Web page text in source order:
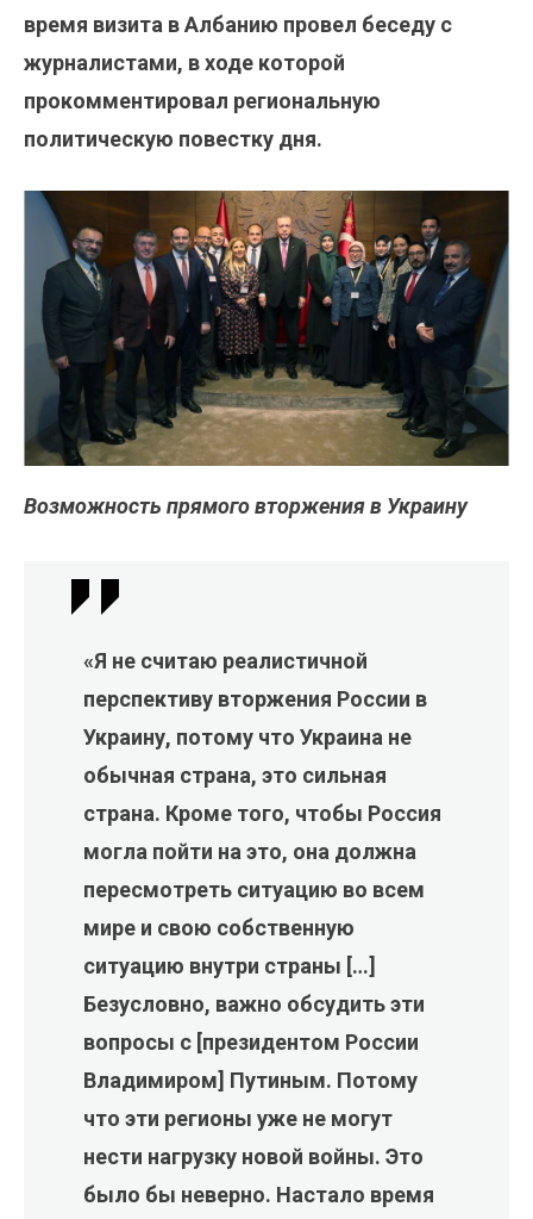
время визита в Албанию провел беседу с
журналистами, в ходе которой
прокомментировал региональную
политическую повестку дня.
Возможность прямого вторжения в Украину
«Я не считаю реалистичной
перспективу вторжения России в
Украину, потому что Украина не
обычная страна, это сильная
страна. Кроме того, чтобы Россия
могла пойти на это, она должна
пересмотреть ситуацию во всем
мире и свою собственную
ситуацию внутри страны […]
Безусловно, важно обсудить эти
вопросы с [президентом России
Владимиром] Путиным. Потому
что эти регионы уже не могут
нести нагрузку новой войны. Это
было бы неверно. Настало время